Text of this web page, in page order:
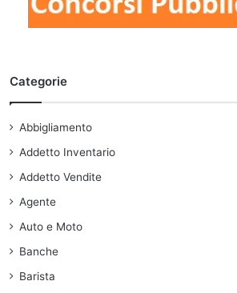
Categorie
Abbigliamento
Addetto Inventario
Addetto Vendite
Agente
Auto e Moto
Banche
Barista